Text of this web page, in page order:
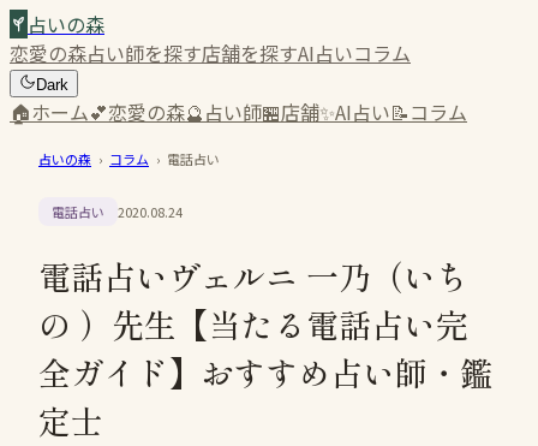
占いの森
恋愛の森占い師を探す店舗を探すAI占いコラム
Dark
🏠ホーム💕恋愛の森🔮占い師🏪店舗✨AI占い📝コラム
占いの森 › コラム › 電話占い
電話占い 2020.08.24
電話占いヴェルニ 一乃（いち
の ）先生【当たる電話占い完
全ガイド】おすすめ占い師・鑑
定士